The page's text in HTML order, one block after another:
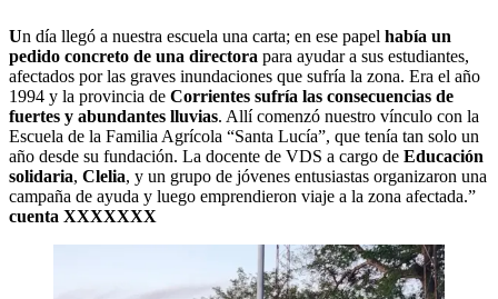
Un día llegó a nuestra escuela una carta; en ese papel había un
pedido concreto de una directora para ayudar a sus estudiantes,
afectados por las graves inundaciones que sufría la zona. Era el año
1994 y la provincia de Corrientes sufría las consecuencias de
fuertes y abundantes lluvias. Allí comenzó nuestro vínculo con la
Escuela de la Familia Agrícola “Santa Lucía”, que tenía tan solo un
año desde su fundación. La docente de VDS a cargo de Educación
solidaria, Clelia, y un grupo de jóvenes entusiastas organizaron una
campaña de ayuda y luego emprendieron viaje a la zona afectada.”
cuenta XXXXXXX